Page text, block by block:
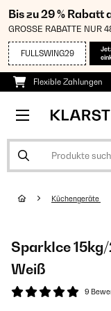
Bis zu 29 %
GROSSE RABATTE NUR
FULLSWING29
Flexible Zahlungen
Küchengeräte
SparkIce
Weiß
9